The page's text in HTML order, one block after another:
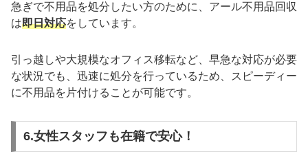
急ぎで不用品を処分したい方のために、アール不用品回収
は即日対応をしています。
引っ越しや大規模なオフィス移転など、早急な対応が必要
な状況でも、迅速に処分を行っているため、スピーディー
に不用品を片付けることが可能です。
6.女性スタッフも在籍で安心！